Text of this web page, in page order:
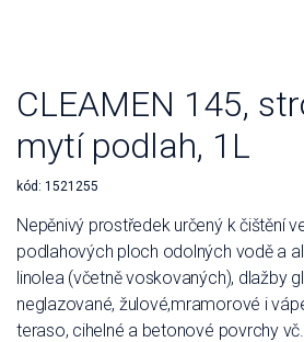
CLEAMEN 145,
mytí podlah, 1L
kód: 1521255
Nepěnivý prostředek určený k čištění
podlahových ploch odolných vodě a
linolea (včetně voskovaných), dlažby
neglazované, žulové,mramorové i
teraso, cihelné a betonové povrchy